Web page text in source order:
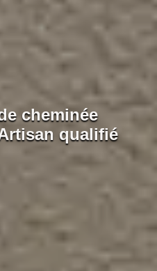
cheminée
qualifié